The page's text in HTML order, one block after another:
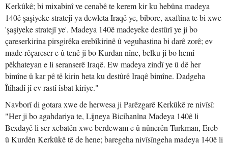
Kerkûkê; bi mixabinî ve cenabê te kerem kir ku hebûna madeya
140ê şaşiyeke stratejî ya dewleta Iraqê ye, bibore, axaftina te bi xwe
'şaşiyeke stratejî ye'. Madeya 140ê madeyeke destûrî ye ji bo
çareserkirina pirsgirêka erebîkirinê û veguhastina bi darê zorê; ev
made rêçareser e û tenê ji bo Kurdan nîne, belku ji bo hemî
pêkhateyan e li seranserê Iraqê. Ew madeya zindî ye û dê her
bimîne û kar pê tê kirin heta ku destûrê Iraqê bimîne. Dadgeha
Îtîhadî jî ev rastî îsbat kiriye."
Navborî di gotara xwe de herwesa ji Parêzgarê Kerkûkê re nivîsî:
"Her ji bo agahdariya te, Lijneya Bicihanîna Madeya 140ê li
Bexdayê li ser xebatên xwe berdewam e û nûnerên Turkman, Ereb
û Kurdên Kerkûkê tê de hene; baregeha nivîsîngeha madeya 140ê li